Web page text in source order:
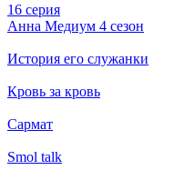
16 серия
Анна Медиум 4 сезон
История его служанки
Кровь за кровь
Сармат
Smol talk